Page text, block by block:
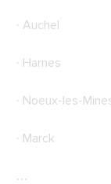
· Auchel
· Harnes
· Noeux-les-
· Marck
…